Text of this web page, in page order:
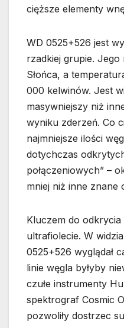
cięższe elementy
WD 0525+526 jest
rzadkiej grupie. Jego
Słońca, a
000 kelwinów. Jest
masywniejszy niż
wyniku zderzeń. Co
najmniejsze ilości
dotychczas
połączeniowych” –
mniej niż inne znane
Kluczem do odkrycia
ultrafiolecie. W
0525+526 wyglądał
linie węgla byłyby
czułe instrumenty
spektrograf Cosmic
pozwoliły dostrzec